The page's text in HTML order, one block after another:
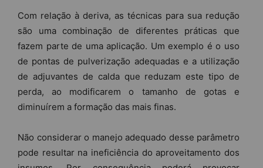
Com relação à deriva, as técnicas para sua redução
são uma combinação de diferentes práticas que
fazem parte de uma aplicação. Um exemplo é o uso
de pontas de pulverização adequadas e a utilização
de adjuvantes de calda que reduzam este tipo de
perda, ao modificarem o tamanho de gotas e
diminuírem a formação das mais finas.
Não considerar o manejo adequado desse parâmetro
pode resultar na ineficiência do aproveitamento dos